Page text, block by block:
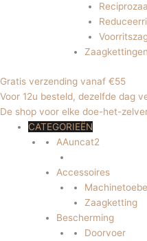
Zaagkettingen
Gratis verzending vanaf €55
Voor 12u besteld, dezelfde dag
De shop voor elke doe-het-
CATEGORIEËN
AAuncat2
Accessoires
Zaagketting
Bescherming
Doorvoer